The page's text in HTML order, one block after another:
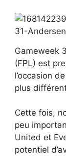
Gameweek
(FPL) est
l’occasion
plus
Cette fois,
peu
United et
potentiel